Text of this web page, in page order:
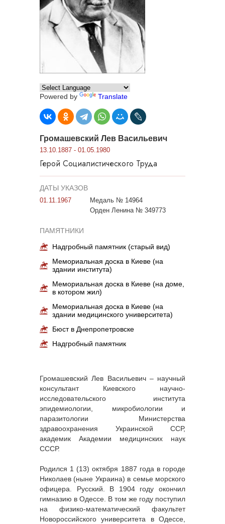
Powered by Translate
Громашевский Лев Васильевич
13.10.1887 - 01.05.1980
Герой Социалистического Труда
ДАТЫ УКАЗОВ
01.11.1967
Медаль № 14964
Орден Ленина № 349773
ПАМЯТНИКИ
Надгробный памятник (старый вид)
Мемориальная доска в Киеве (на
здании института)
Мемориальная доска в Киеве (на доме,
в котором жил)
Мемориальная доска в Киеве (на
здании медицинского университета)
Бюст в Днепропетровске
Надгробный памятник
Громашевский Лев Васильевич – научный
консультант Киевского научно-
исследовательского института
эпидемиологии, микробиологии и
паразитологии Министерства
здравоохранения Украинской ССР,
академик Академии медицинских наук
СССР.
Родился 1 (13) октября 1887 года в городе
Николаев (ныне Украина) в семье морского
офицера. Русский. В 1904 году окончил
гимназию в Одессе. В том же году поступил
на физико-математический факультет
Новороссийского университета в Одессе,